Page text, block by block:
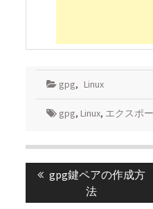
gpg, Linux
gpg, Linux, エクスポ
投
稿
ナ
Previous
gpg鍵ペアの作成方
法